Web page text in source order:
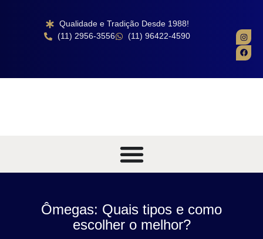
Qualidade e Tradição Desde 1988!
(11) 2956-3556
(11) 96422-4590
Ômegas: Quais tipos e como
escolher o melhor?